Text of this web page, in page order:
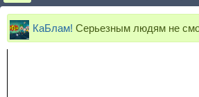
КаБлам! Серьезным людям не